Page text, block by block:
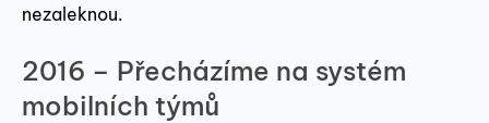
nezaleknou.
2016 – Přecházíme na systém
mobilních týmů